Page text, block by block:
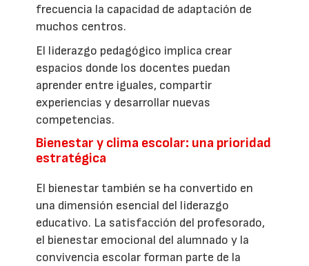
frecuencia la capacidad de adaptación de
muchos centros.
El liderazgo pedagógico implica crear
espacios donde los docentes puedan
aprender entre iguales, compartir
experiencias y desarrollar nuevas
competencias.
Bienestar y clima escolar: una prioridad
estratégica
El bienestar también se ha convertido en
una dimensión esencial del liderazgo
educativo. La satisfacción del profesorado,
el bienestar emocional del alumnado y la
convivencia escolar forman parte de la